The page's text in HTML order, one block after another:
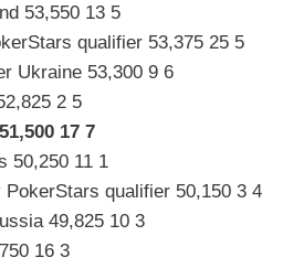
53,550 13 5
qualifier 53,375 25 5
Ukraine 53,300 9 6
2 5
17 7
50,250 11 1
qualifier 50,150 3 4
49,825 10 3
16 3